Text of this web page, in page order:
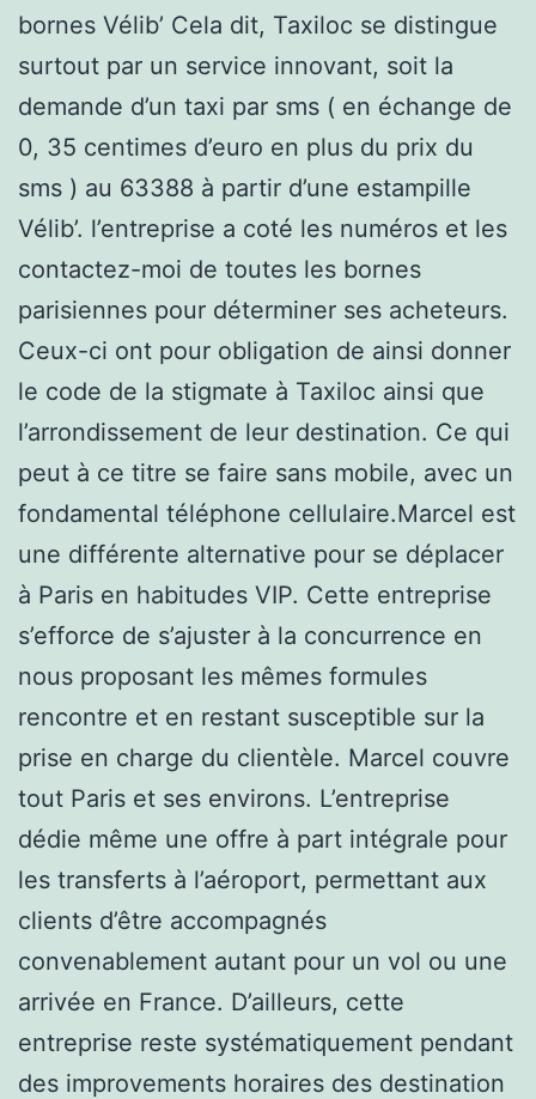
bornes Vélib’ Cela dit, Taxiloc se distingue
surtout par un service innovant, soit la
demande d’un taxi par sms ( en échange de
0, 35 centimes d’euro en plus du prix du
sms ) au 63388 à partir d’une estampille
Vélib’. l’entreprise a coté les numéros et les
contactez-moi de toutes les bornes
parisiennes pour déterminer ses acheteurs.
Ceux-ci ont pour obligation de ainsi donner
le code de la stigmate à Taxiloc ainsi que
l’arrondissement de leur destination. Ce qui
peut à ce titre se faire sans mobile, avec un
fondamental téléphone cellulaire.Marcel est
une différente alternative pour se déplacer
à Paris en habitudes VIP. Cette entreprise
s’efforce de s’ajuster à la concurrence en
nous proposant les mêmes formules
rencontre et en restant susceptible sur la
prise en charge du clientèle. Marcel couvre
tout Paris et ses environs. L’entreprise
dédie même une offre à part intégrale pour
les transferts à l’aéroport, permettant aux
clients d’être accompagnés
convenablement autant pour un vol ou une
arrivée en France. D’ailleurs, cette
entreprise reste systématiquement pendant
des improvements horaires des destination